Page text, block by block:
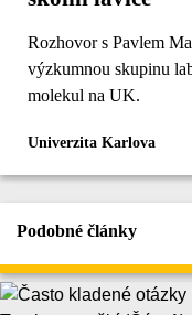
Rozhovor s Pavlem
výzkumnou skupinu
molekul na UK.
Univerzita Karlova
Podobné články